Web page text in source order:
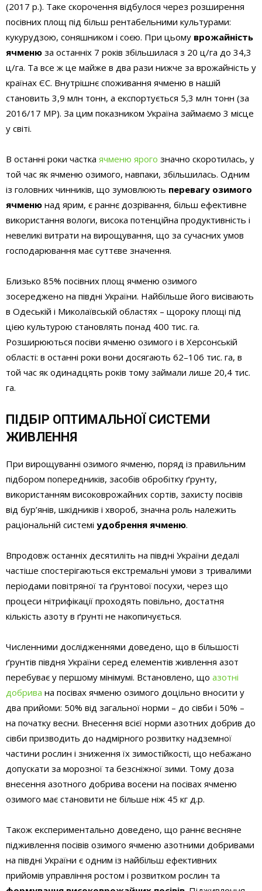
(2017 р.). Таке скорочення відбулося через розширення
посівних площ під більш рентабельними культурами:
кукурудзою, соняшником і соєю. При цьому врожайність
ячменю за останніх 7 років збільшилася з 20 ц/га до 34,3
ц/га. Та все ж це майже в два рази нижче за врожайність у
країнах ЄС. Внутрішнє споживання ячменю в нашій
становить 3,9 млн тонн, а експортується 5,3 млн тонн (за
2016/17 МР). За цим показником Україна займаємо 3 місце
у світі.
В останні роки частка ячменю ярого значно скоротилась, у
той час як ячменю озимого, навпаки, збільшилась. Одним
із головних чинників, що зумовлюють перевагу озимого
ячменю над ярим, є раннє дозрівання, більш ефективне
використання вологи, висока потенційна продуктивність і
невеликі витрати на вирощування, що за сучасних умов
господарювання має суттєве значення.
Близько 85% посівних площ ячменю озимого
зосереджено на півдні України. Найбільше його висівають
в Одеській і Миколаївській областях – щороку площі під
цією культурою становлять понад 400 тис. га.
Розширюються посіви ячменю озимого і в Херсонській
області: в останні роки вони досягають 62–106 тис. га, в
той час як одинадцять років тому займали лише 20,4 тис.
га.
ПІДБІР ОПТИМАЛЬНОЇ СИСТЕМИ
ЖИВЛЕННЯ
При вирощуванні озимого ячменю, поряд із правильним
підбором попередників, засобів обробітку ґрунту,
використанням високо­врожайних сортів, захисту посівів
від бур’янів, шкідників і хвороб, значна роль належить
раціональній системі удобрення ячменю.
Впродовж останніх десятиліть на півдні України дедалі
частіше спостерігаються екстремальні умови з тривалими
періодами повітряної та ґрунтової посухи, через що
процеси нітрифікації проходять повільно, достатня
кількість азоту в ґрунті не накопичується.
Численними дослідженнями доведено, що в більшості
ґрунтів півдня України серед елементів живлення азот
перебуває у першому мінімумі. Встановлено, що азотні
добрива на посівах ячменю озимого доцільно вносити у
два прийоми: 50% від загальної норми – до сівби і 50% –
на початку весни. Внесення всієї норми азотних добрив до
сівби призводить до надмірного розвитку надземної
частини рослин і зниження їх зимостійкості, що небажано
допускати за морозної та безсніжної зими. Тому доза
внесення азотного добрива восени на посівах ячменю
озимого має становити не більше ніж 45 кг д.р.
Також експериментально доведено, що раннє весняне
підживлення посівів озимого ячменю азотними добривами
на півдні України є одним із найбільш ефективних
прийомів управління ростом і розвитком рослин та